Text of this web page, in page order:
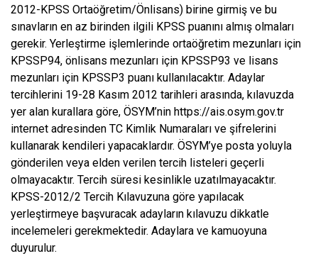
2012-KPSS Ortaöğretim/Önlisans) birine girmiş ve bu
sınavların en az birinden ilgili KPSS puanını almış olmaları
gerekir. Yerleştirme işlemlerinde ortaöğretim mezunları için
KPSSP94, önlisans mezunları için KPSSP93 ve lisans
mezunları için KPSSP3 puanı kullanılacaktır. Adaylar
tercihlerini 19-28 Kasım 2012 tarihleri arasında, kılavuzda
yer alan kurallara göre, ÖSYM’nin https://ais.osym.gov.tr
internet adresinden TC Kimlik Numaraları ve şifrelerini
kullanarak kendileri yapacaklardır. ÖSYM’ye posta yoluyla
gönderilen veya elden verilen tercih listeleri geçerli
olmayacaktır. Tercih süresi kesinlikle uzatılmayacaktır.
KPSS-2012/2 Tercih Kılavuzuna göre yapılacak
yerleştirmeye başvuracak adayların kılavuzu dikkatle
incelemeleri gerekmektedir. Adaylara ve kamuoyuna
duyurulur.